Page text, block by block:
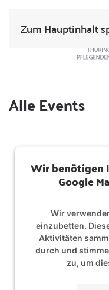
Zum Hauptinhalt
Alle Events
Wir benötigen
Google
Wir
einzubetten.
Aktivitäten
durch und
zu, um